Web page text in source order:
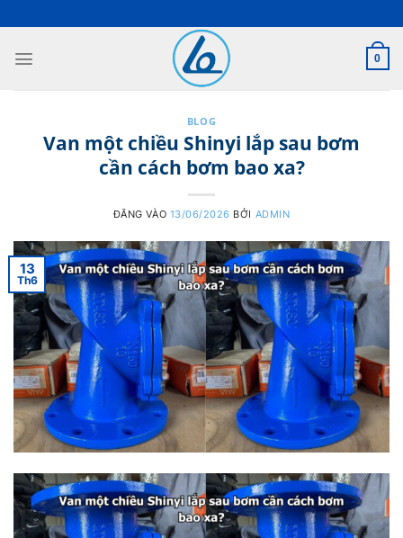
nội
0
BLOG
Van một chiều Shinyi lắp sau bơm
cần cách bơm bao xa?
ĐĂNG VÀO 13/06/2026 BỞI ADMIN
13
Th6